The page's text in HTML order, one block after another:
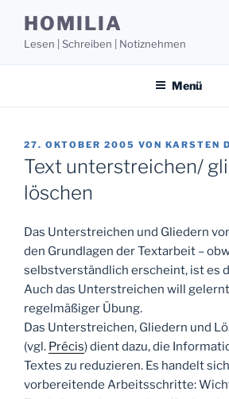
Inhalt
springen
HOMILIA
Lesen | Schreiben | Notiznehmen
Menü
VERÖFFENTLICHT
AM
27. OKTOBER 2005 VON KARSTEN
Text unterstreichen/
löschen
Das Unterstreichen und Gliedern
den Grundlagen der Textarbeit –
selbstverständlich erscheint, ist es
Auch das Unterstreichen will
regelmäßiger Übung.
Das Unterstreichen, Gliedern und
(vgl. Précis) dient dazu, die
Textes zu reduzieren. Es handelt
vorbereitende Arbeitsschritte: